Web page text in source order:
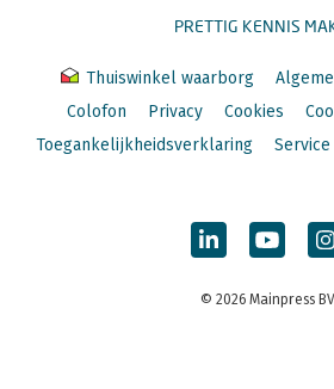
PRETTIG KENNIS
Thuiswinkel waarborg
Colofon
Privacy Cookies
Toegankelijkheidsverklaring
© 2026 Mainpress BV